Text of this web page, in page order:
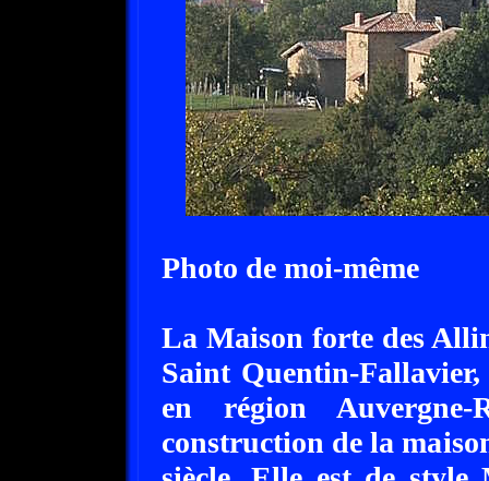
Photo de moi-même
La Maison forte des
Saint Quentin-
en région
construction de la